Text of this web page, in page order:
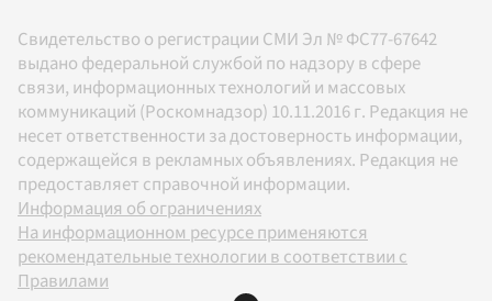
Свидетельство о регистрации СМИ Эл № ФС77-67642
выдано федеральной службой по надзору в сфере
связи, информационных технологий и массовых
коммуникаций (Роскомнадзор) 10.11.2016 г. Редакция не
несет ответственности за достоверность информации,
содержащейся в рекламных объявлениях. Редакция не
предоставляет справочной информации.
Информация об ограничениях
На информационном ресурсе применяются
рекомендательные технологии в соответствии с
Правилами